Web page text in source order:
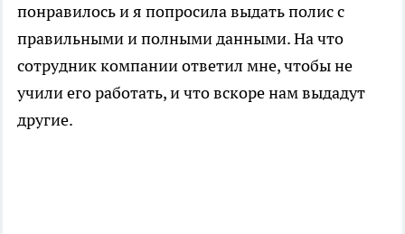
понравилось и я попросила выдать полис с
правильными и полными данными. На что
сотрудник компании ответил мне, чтобы не
учили его работать, и что вскоре нам выдадут
другие.